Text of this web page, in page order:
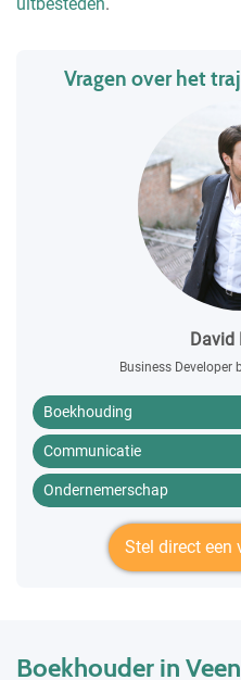
Vragen over het
David
Business Developer
Boekhouding
Communicatie
Ondernemerschap
Stel direct een
Boekhouder in